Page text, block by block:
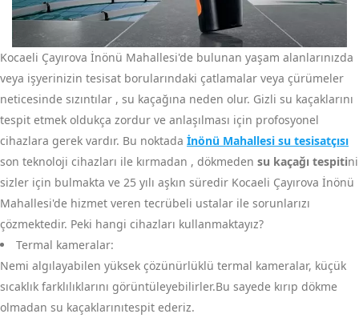
Kocaeli Çayırova İnönü Mahallesi'de bulunan yaşam alanlarınızda
veya işyerinizin tesisat borularındaki çatlamalar veya çürümeler
neticesinde sızıntılar , su kaçağına neden olur. Gizli su kaçaklarını
tespit etmek oldukça zordur ve anlaşılması için profosyonel
cihazlara gerek vardır. Bu noktada İnönü Mahallesi su tesisatçısı
son teknoloji cihazları ile kırmadan , dökmeden su kaçağı tespitini
sizler için bulmakta ve 25 yılı aşkın süredir Kocaeli Çayırova İnönü
Mahallesi'de hizmet veren tecrübeli ustalar ile sorunlarızı
çözmektedir. Peki hangi cihazları kullanmaktayız?
Termal kameralar:
Nemi algılayabilen yüksek çözünürlüklü termal kameralar, küçük
sıcaklık farklılıklarını görüntüleyebilirler.Bu sayede kırıp dökme
olmadan su kaçaklarınıtespit ederiz.